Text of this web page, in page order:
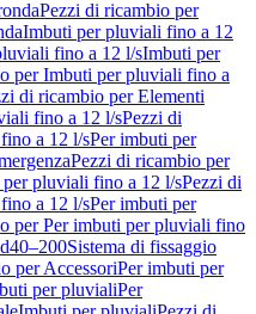
Pezzi di ricambio per
Imbuti per pluviali fino a 12
fino a 12 l/sImbuti per
per Imbuti per pluviali fino a
di ricambio per Elementi
fino a 12 l/sPezzi di
a 12 l/sPer imbuti per
Pezzi di ricambio per
pluviali fino a 12 l/sPezzi di
a 12 l/sPer imbuti per
per Per imbuti per pluviali fino
Sistema di fissaggio
per AccessoriPer imbuti per
per pluvialiPer